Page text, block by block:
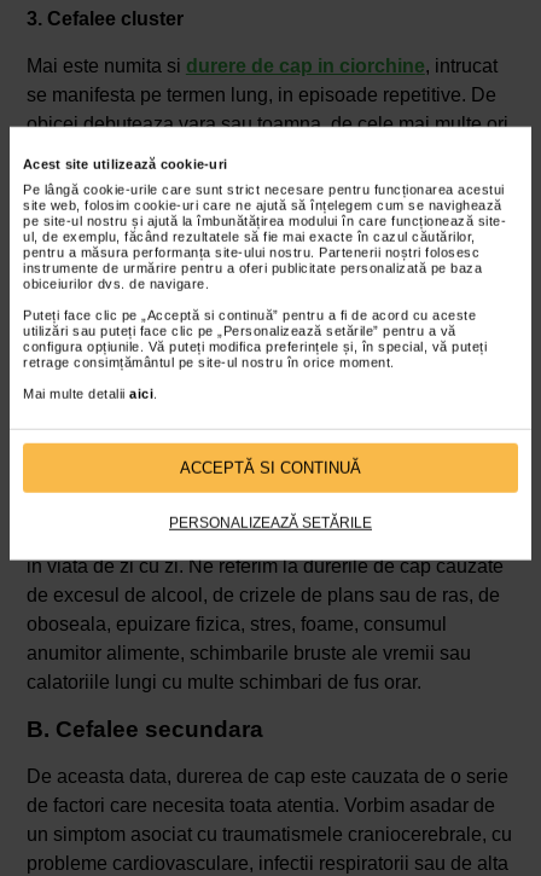
Acest site utilizează cookie-uri
Pe lângă cookie-urile care sunt strict necesare pentru funcționarea acestui
site web, folosim cookie-uri care ne ajută să înțelegem cum se navighează
pe site-ul nostru și ajută la îmbunătățirea modului în care funcționează site-
ul, de exemplu, făcând rezultatele să fie mai exacte în cazul căutărilor,
pentru a măsura performanța site-ului nostru. Partenerii noștri folosesc
instrumente de urmărire pentru a oferi publicitate personalizată pe baza
obiceiurilor dvs. de navigare.
Puteți face clic pe „Acceptă si continuă” pentru a fi de acord cu aceste
utilizări sau puteți face clic pe „Personalizează setările” pentru a vă
configura opțiunile. Vă puteți modifica preferințele și, în special, vă puteți
retrage consimțământul pe site-ul nostru în orice moment.
Mai multe detalii aici
ACCEPTĂ SI CONTINUĂ
PERSONALIZEAZĂ SETĂRILE
3. Cefalee cluster
Mai este numita si durere de cap in ciorchine, intrucat
se manifesta pe termen lung, in episoade repetitive. De
obicei debuteaza vara sau toamna, de cele mai multe ori
pe timpul noptii, si se manifesta prin durere pulsatila sau
constanta resimtita pe o parte a capului, in spatele
ochiului. De aceasta data vorbim si de simptome vizibile,
pentru ca ochiul respectiv se inroseste, iar pleoapa se
inflameaza, in timp ce pupila se micsoreaza. Pacientii cu
cefalee cluster se confrunta frecvent si cu congestie
nazala, iar in unele cazuri inflamatia pleoapei se extinde
si la nivelul fruntii. Un episod poate dura de la patru ore
la trei zile, cu o frecventa variind de la cateva ori pe luna
4. Alte tipuri frecvente de cefalee primara
In aceasta categorie intra mai multe forme comune de
cefalee asociate unor factori generatori frecvent intalniti
in viata de zi cu zi. Ne referim la durerile de cap cauzate
de excesul de alcool, de crizele de plans sau de ras, de
oboseala, epuizare fizica, stres, foame, consumul
anumitor alimente, schimbarile bruste ale vremii sau
calatoriile lungi cu multe schimbari de fus orar.
B. Cefalee secundara
De aceasta data, durerea de cap este cauzata de o serie
de factori care necesita toata atentia. Vorbim asadar de
un simptom asociat cu traumatismele craniocerebrale, cu
probleme cardiovasculare, infectii respiratorii sau de alta